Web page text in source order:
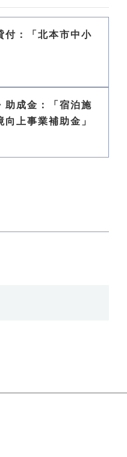
付：「北本市中小
助成金：「宿泊施
上事業補助金」